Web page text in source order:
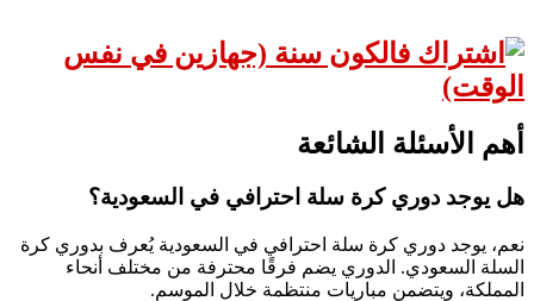
أهم الأسئلة الشائعة
هل يوجد دوري كرة سلة احترافي في السعودية؟
نعم، يوجد دوري كرة سلة احترافي في السعودية يُعرف بدوري كرة
السلة السعودي. الدوري يضم فرقًا محترفة من مختلف أنحاء
المملكة، ويتضمن مباريات منتظمة خلال الموسم.